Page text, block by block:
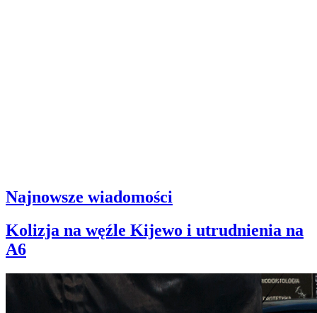
Najnowsze wiadomości
Kolizja na węźle Kijewo i utrudnienia na
A6